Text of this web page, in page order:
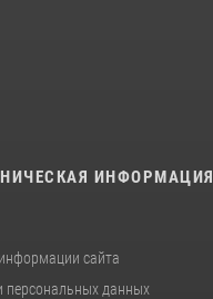
ИНФОРМАЦИЯ
сайта
персональных данных